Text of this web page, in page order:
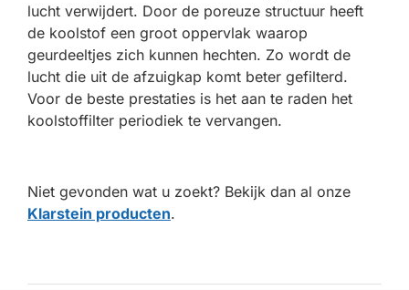
lucht verwijdert. Door de poreuze structuur heeft
de koolstof een groot oppervlak waarop
geurdeeltjes zich kunnen hechten. Zo wordt de
lucht die uit de afzuigkap komt beter gefilterd.
Voor de beste prestaties is het aan te raden het
koolstoffilter periodiek te vervangen.
Niet gevonden wat u zoekt? Bekijk dan al onze
Klarstein producten.